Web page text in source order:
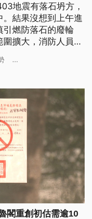
地震有落石坍方，
結果沒想到上午進
燃防落石的廢輪
擴大，消防人員到
疑慮後，已於傍晚
...
閣重創初估需逾10